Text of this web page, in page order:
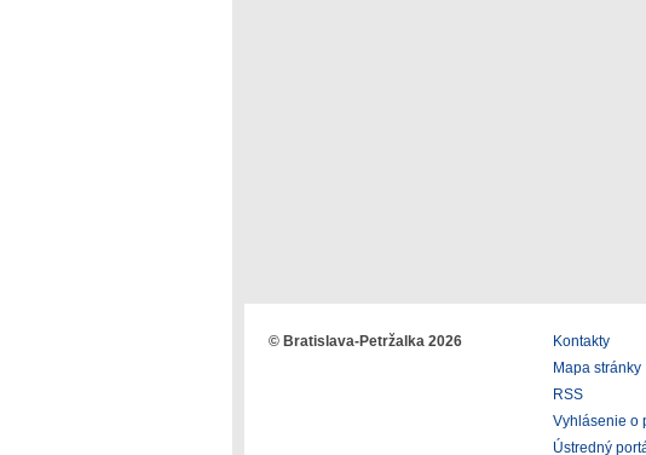
© Bratislava-Petržalka 2026
Kontakty
Mapa stránky
RSS
Vyhlásenie o
Ústredný